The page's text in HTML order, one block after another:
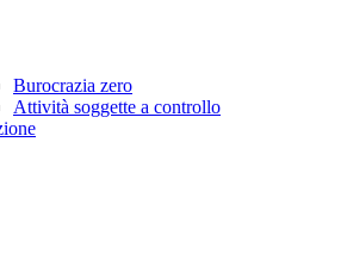
Burocrazia zero
Attività soggette a controllo